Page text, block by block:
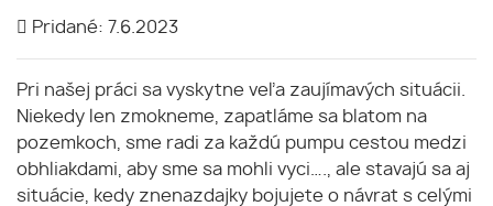
Pridané: 7.6.2023
Pri našej práci sa vyskytne veľa zaujímavých situácii.
Niekedy len zmokneme, zapatláme sa blatom na
pozemkoch, sme radi za každú pumpu cestou medzi
obhliakdami, aby sme sa mohli vyci…., ale stavajú sa aj
situácie, kedy znenazdajky bojujete o návrat s celými